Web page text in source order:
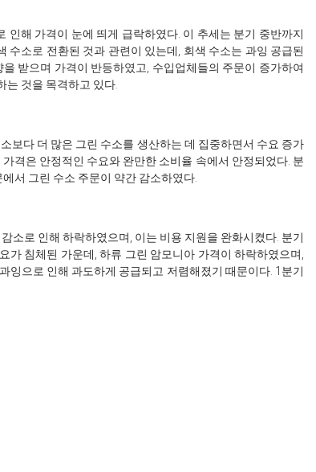
해 가격이 눈에 띄게 급락하였다. 이 추세는 분기 중반까지
소로 전환된 것과 관련이 있는데, 회색 수소는 과잉 공급된
받으며 가격이 반등하였고, 수입업체들의 주문이 증가하여
는 것을 목격하고 있다.
보다 더 많은 그린 수소를 생산하는 데 집중하면서 수요 증가
격은 안정적인 수요와 완만한 소비율 속에서 안정되었다. 분
서 그린 수소 주문이 약간 감소하였다.
소로 인해 하락하였으며, 이는 비용 지원을 완화시켰다. 분기
침체된 가운데, 하류 그린 암모니아 가격이 하락하였으며,
잉으로 인해 과도하게 공급되고 저렴해졌기 때문이다. 1분기